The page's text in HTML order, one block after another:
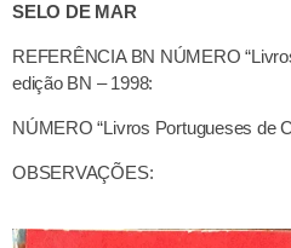
SELO DE MAR
REFERÊNCIA BN NÚMERO
edição BN – 1998:
NÚMERO “Livros Portugueses de
OBSERVAÇÕES: